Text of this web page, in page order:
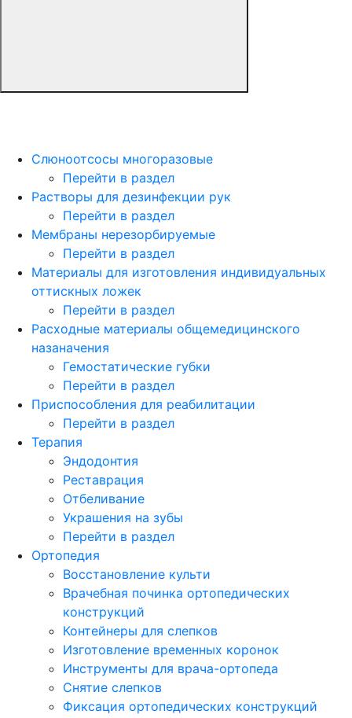
Слюноотсосы многоразовые
Перейти в раздел
Растворы для дезинфекции рук
Перейти в раздел
Мембраны нерезорбируемые
Перейти в раздел
Материалы для изготовления индивидуальных
оттискных ложек
Перейти в раздел
Расходные материалы общемедицинского
назаначения
Гемостатические губки
Перейти в раздел
Приспособления для реабилитации
Перейти в раздел
Терапия
Эндодонтия
Реставрация
Отбеливание
Украшения на зубы
Перейти в раздел
Ортопедия
Восстановление культи
Врачебная починка ортопедических
конструкций
Контейнеры для слепков
Изготовление временных коронок
Инструменты для врача-ортопеда
Снятие слепков
Фиксация ортопедических конструкций